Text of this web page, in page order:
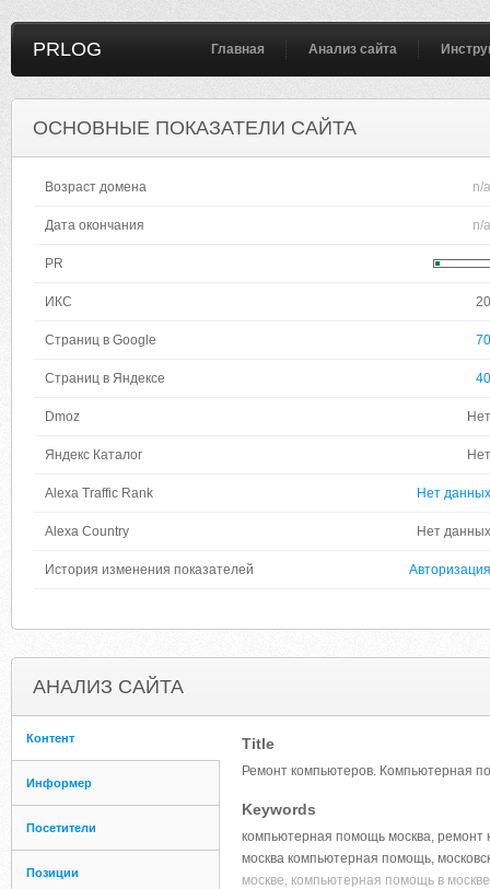
PRLOG Главная Анализ сайта
ОСНОВНЫЕ ПОКАЗАТЕЛИ САЙТА
Возраст домена n/a
Дата окончания n/a
PR
ИКС 20
Страниц в Google 70
Страниц в Яндексе 40
Dmoz Нет
Яндекс Каталог Нет
Alexa Traffic Rank Нет данных
Alexa Country Нет данных
История изменения показателей Авторизация
АНАЛИЗ САЙТА
Контент
Информер
Посетители
Позиции
Title
Ремонт компьютеров. Компьютерная
Keywords
компьютерная помощь москва, ремонт
москва компьютерная помощь,
москве, компьютерная помощь в